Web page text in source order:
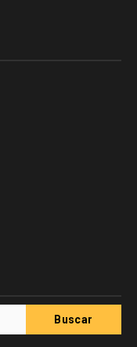
Buscar